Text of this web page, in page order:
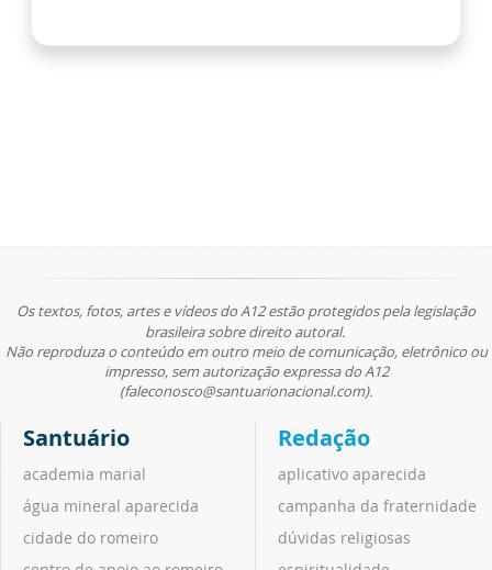
Os textos, fotos, artes e vídeos do A12 estão protegidos pela legislação
brasileira sobre direito autoral.
Não reproduza o conteúdo em outro meio de comunicação, eletrônico ou
impresso, sem autorização expressa do A12
(faleconosco@santuarionacional.com).
Santuário
academia marial
água mineral aparecida
cidade do romeiro
Redação
aplicativo aparecida
campanha da fraternidade
dúvidas religiosas